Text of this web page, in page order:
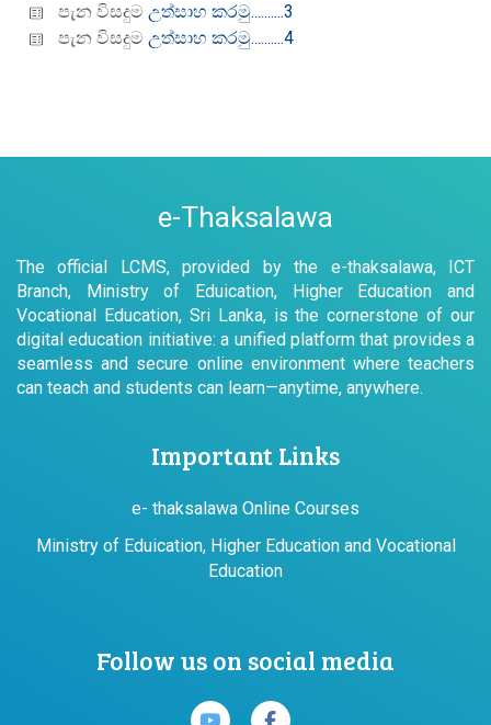
පැන විසදුම උත්සාහ කරමු..........3
පැන විසදුම උත්සාහ කරමු..........4
e-Thaksalawa
The official LCMS, provided by the e-thaksalawa, ICT
Branch, Ministry of Eduication, Higher Education and
Vocational Education, Sri Lanka, is the cornerstone of our
digital education initiative: a unified platform that provides a
seamless and secure online environment where teachers
can teach and students can learn—anytime, anywhere.
Important Links
e- thaksalawa Online Courses
Ministry of Eduication, Higher Education and Vocational
Education
Follow us on social media